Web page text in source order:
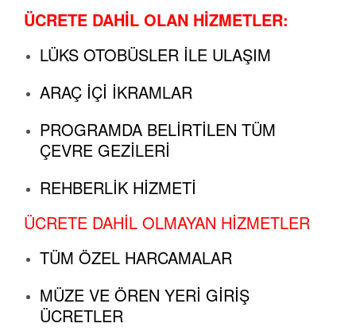
ÜCRETE DAHİL OLAN HİZMETLER:
LÜKS OTOBÜSLER İLE ULAŞIM
ARAÇ İÇİ İKRAMLAR
PROGRAMDA BELİRTİLEN TÜM
ÇEVRE GEZİLERİ
REHBERLİK HİZMETİ
ÜCRETE DAHİL OLMAYAN HİZMETLER
TÜM ÖZEL HARCAMALAR
MÜZE VE ÖREN YERİ GİRİŞ
ÜCRETLER